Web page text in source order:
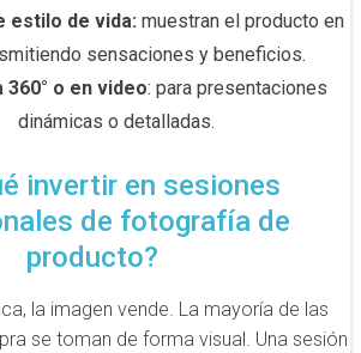
estilo de vida: muestran el producto en
sensaciones y beneficios.
o en video: para presentaciones
dinámicas o detalladas.
invertir en sesiones
de fotografía de
producto?
la imagen vende. La mayoría de las
se toman de forma visual. Una sesión